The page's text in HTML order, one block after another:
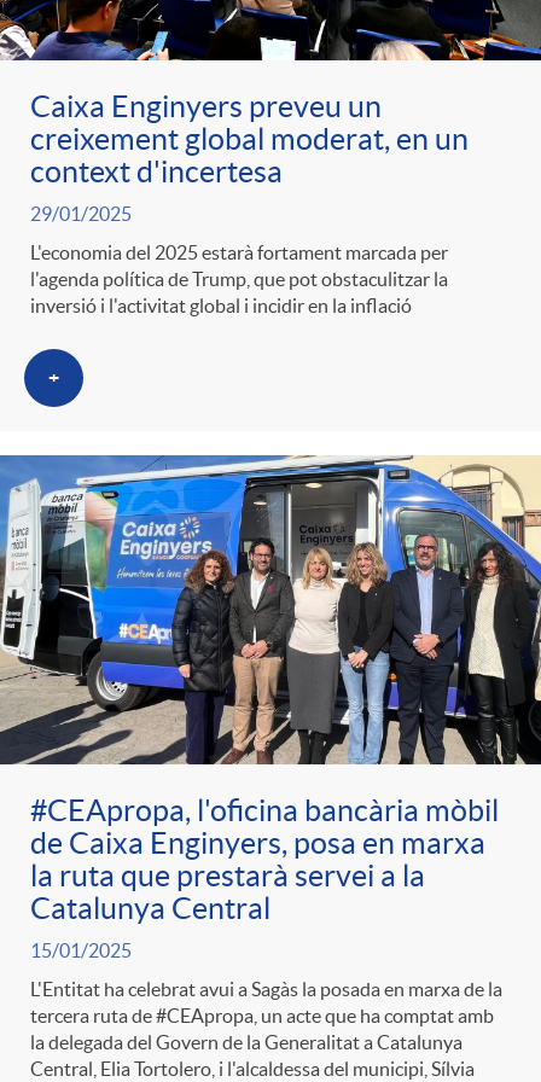
r
a
S
a
l
a
d
e
p
r
e
n
s
ó
p
e
r
c
a
t
e
g
o
r
e
s
t
e
n
i
d
o
A
n
c
l
a
F
i
l
l
i
c
a
d
r
d
e
c
o
n
t
i
Caixa Enginyers preveu un
creixement global moderat, en un
context d'incertesa
29/01/2025
L'economia del 2025 estarà fortament marcada per
l'agenda política de Trump, que pot obstaculitzar la
inversió i l'activitat global i incidir en la inflació
+
#CEApropa, l'oficina bancària mòbil
de Caixa Enginyers, posa en marxa
la ruta que prestarà servei a la
Catalunya Central
15/01/2025
L'Entitat ha celebrat avui a Sagàs la posada en marxa de la
tercera ruta de #CEApropa, un acte que ha comptat amb
la delegada del Govern de la Generalitat a Catalunya
Central, Elia Tortolero, i l'alcaldessa del municipi, Sílvia